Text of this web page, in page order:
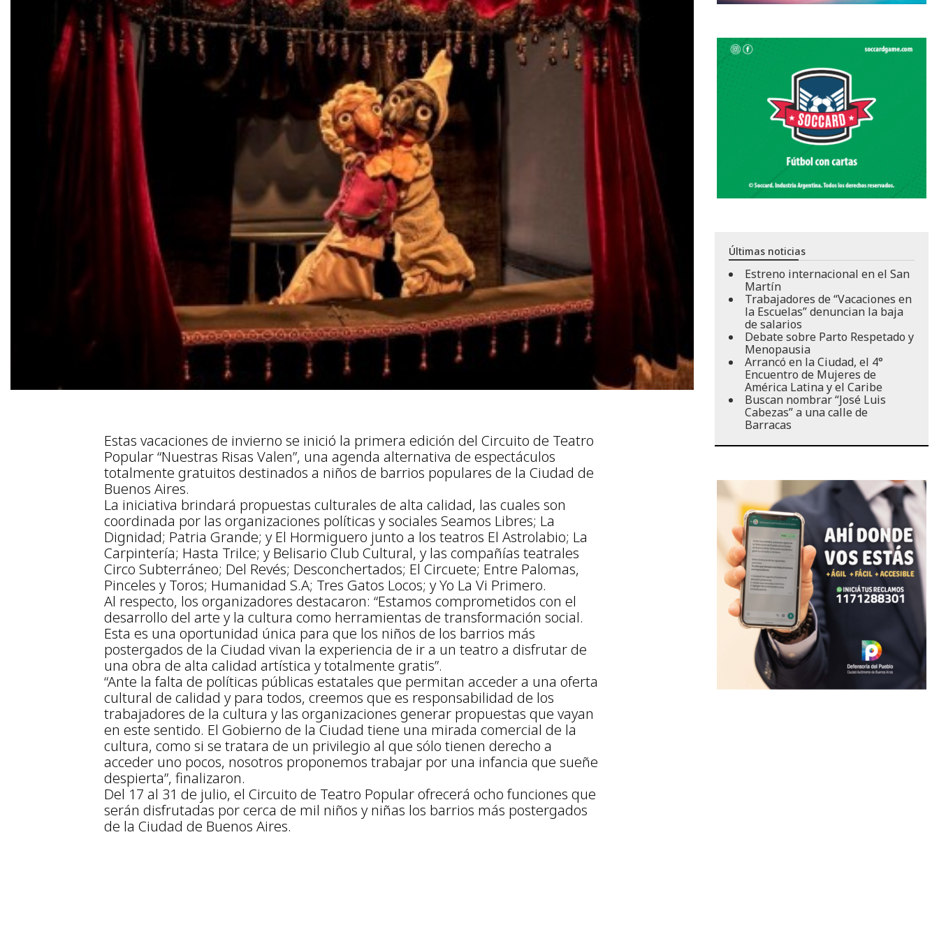
Estas vacaciones de invierno se inició la primera edición del Circuito de Teatro
Popular “Nuestras Risas Valen”, una agenda alternativa de espectáculos
totalmente gratuitos destinados a niños de barrios populares de la Ciudad de
Buenos Aires.
La iniciativa brindará propuestas culturales de alta calidad, las cuales son
coordinada por las organizaciones políticas y sociales Seamos Libres; La
Dignidad; Patria Grande; y El Hormiguero junto a los teatros El Astrolabio; La
Carpintería; Hasta Trilce; y Belisario Club Cultural, y las compañías teatrales
Circo Subterráneo; Del Revés; Desconchertados; El Circuete; Entre Palomas,
Pinceles y Toros; Humanidad S.A; Tres Gatos Locos; y Yo La Vi Primero.
Al respecto, los organizadores destacaron: “Estamos comprometidos con el
desarrollo del arte y la cultura como herramientas de transformación social.
Esta es una oportunidad única para que los niños de los barrios más
postergados de la Ciudad vivan la experiencia de ir a un teatro a disfrutar de
una obra de alta calidad artística y totalmente gratis”.
“Ante la falta de políticas públicas estatales que permitan acceder a una oferta
cultural de calidad y para todos, creemos que es responsabilidad de los
trabajadores de la cultura y las organizaciones generar propuestas que vayan
en este sentido. El Gobierno de la Ciudad tiene una mirada comercial de la
cultura, como si se tratara de un privilegio al que sólo tienen derecho a
acceder uno pocos, nosotros proponemos trabajar por una infancia que sueñe
despierta”, finalizaron.
Del 17 al 31 de julio, el Circuito de Teatro Popular ofrecerá ocho funciones que
serán disfrutadas por cerca de mil niños y niñas los barrios más postergados
de la Ciudad de Buenos Aires.
Últimas noticias
Estreno internacional en el San
Martín
Trabajadores de “Vacaciones en
la Escuelas” denuncian la baja
de salarios
Debate sobre Parto Respetado y
Menopausia
Arrancó en la Ciudad, el 4°
Encuentro de Mujeres de
América Latina y el Caribe
Buscan nombrar “José Luis
Cabezas” a una calle de
Barracas